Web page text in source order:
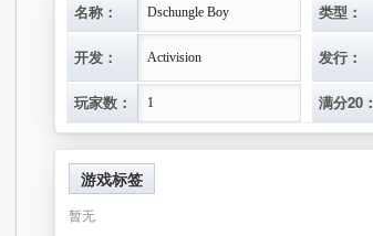
名称： Dschungle Boy 类型：
开发： Activision 发行：
玩家数： 1 满分20：
游戏标签
暂无